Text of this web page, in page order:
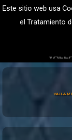
Este sitio web usa
el Tratamiento
Vaya al Contenido
VALLADOS
Valla
VALLA